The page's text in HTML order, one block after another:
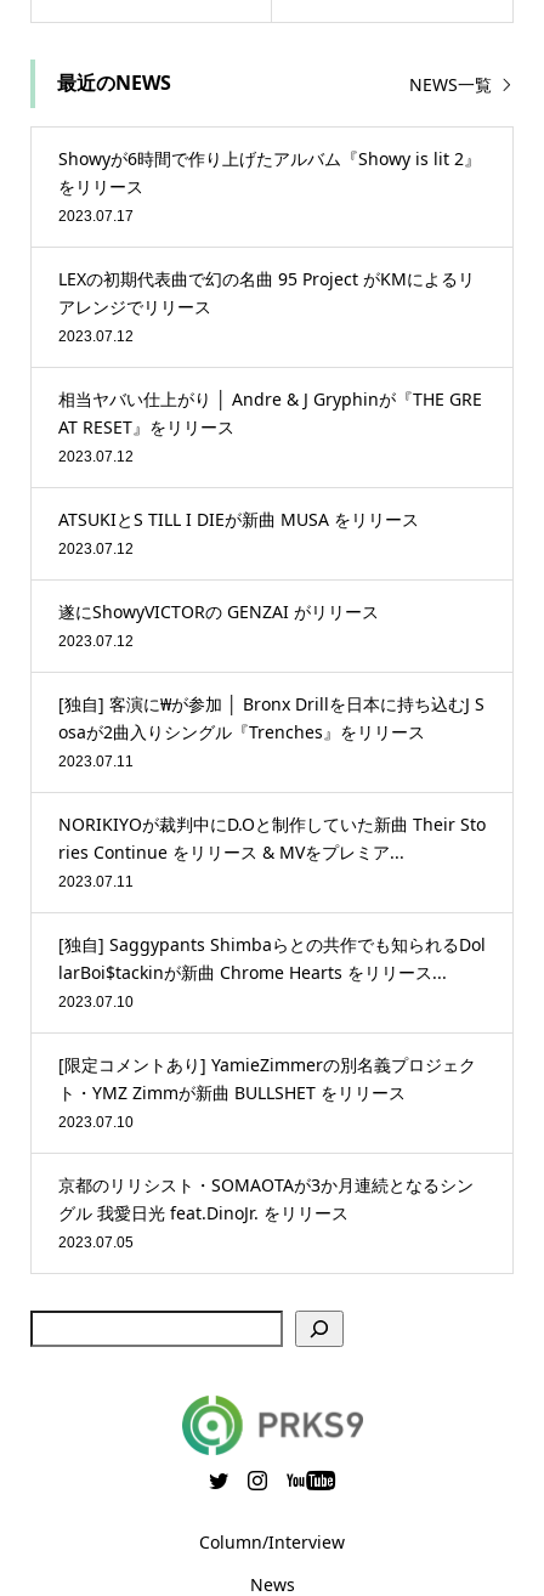
最近のNEWS NEWS一覧
Showyが6時間で作り上げたアルバム『Showy is lit 2』
をリリース
2023.07.17
LEXの初期代表曲で幻の名曲 95 Project がKMによるリ
アレンジでリリース
2023.07.12
相当ヤバい仕上がり │ Andre & J Gryphinが『THE GRE
AT RESET』をリリース
2023.07.12
ATSUKIとS TILL I DIEが新曲 MUSA をリリース
2023.07.12
遂にShowyVICTORの GENZAI がリリース
2023.07.12
[独自] 客演に₩が参加 │ Bronx Drillを日本に持ち込むJ S
osaが2曲入りシングル『Trenches』をリリース
2023.07.11
NORIKIYOが裁判中にD.Oと制作していた新曲 Their Sto
ries Continue をリリース & MVをプレミア...
2023.07.11
[独自] Saggypants Shimbaらとの共作でも知られるDol
larBoi$tackinが新曲 Chrome Hearts をリリース...
2023.07.10
[限定コメントあり] YamieZimmerの別名義プロジェク
ト・YMZ Zimmが新曲 BULLSHET をリリース
2023.07.10
京都のリリシスト・SOMAOTAが3か月連続となるシン
グル 我愛日光 feat.DinoJr. をリリース
2023.07.05
Column/Interview
News